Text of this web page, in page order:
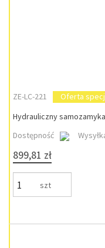
ZE-LC-221
Oferta
Hydrauliczny
Dostępność
899,81 zł
szt